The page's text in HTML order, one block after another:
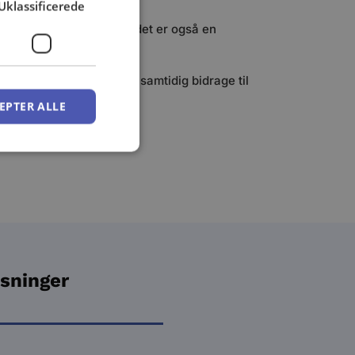
i grøn energi – det er også en
eludgifter betydeligt og samtidig bidrage til
ALLE